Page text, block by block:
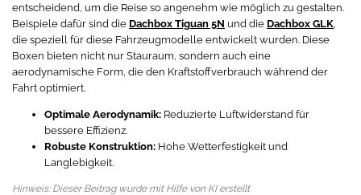
entscheidend, um die Reise so angenehm wie möglich zu gestalten.
Beispiele dafür sind die Dachbox Tiguan 5N und die Dachbox GLK
die speziell für diese Fahrzeugmodelle entwickelt wurden. Diese
Boxen bieten nicht nur Stauraum, sondern auch eine
aerodynamische Form, die den Kraftstoffverbrauch während der
Fahrt optimiert.
Optimale Aerodynamik: Reduzierte Luftwiderstand für
bessere Effizienz.
Robuste Konstruktion: Hohe Wetterfestigkeit und
Langlebigkeit.
Hinweis: Dieser Beitrag wurde mit Hilfe von KI erstellt